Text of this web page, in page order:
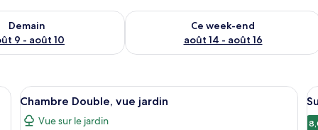
Demain
9 - août 10
pour demain août 9 - août 10
Ce week-end
août 14 - août 16
Vérifier la disponibilité pour ce week-
lit blanc, une tête de lit grise et deux appliques murales.
Afficher
toutes
les
Une chambre d’hôtel moderne
15
Chambre Double, vue jardin
Vue sur le jardin